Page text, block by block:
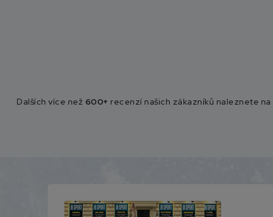
Dalších více než 600+ recenzí našich zákazníků naleznete na